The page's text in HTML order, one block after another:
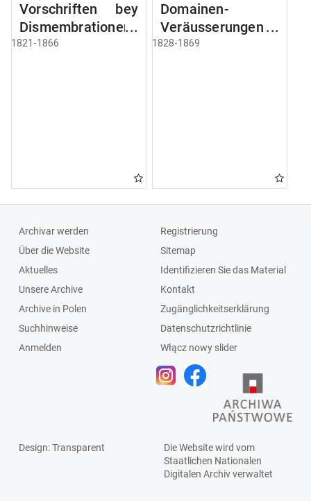
Vorschriften bey
Dismembrationen
Domainen-
1821-1866
Domainen-
Veräusserungen
und
1828-1869
Archivar werden
Über die Website
Aktuelles
Unsere Archive
Archive in Polen
Suchhinweise
Anmelden
Registrierung
Sitemap
Identifizieren Sie das Material
Kontakt
Zugänglichkeitserklärung
Datenschutzrichtlinie
Włącz nowy slider
Design: Transparent
Die Website wird vom
Staatlichen Nationalen
Digitalen Archivverwaltet